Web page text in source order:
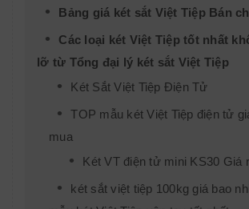
Bảng giá két sắt Việt Tiệp Bán
Các loại két Việt Tiệp tốt nhất
lỡ từ Tổng đại lý két sắt Việt Tiệp
Két Sắt Việt Tiệp Điện Tử
TOP mẫu két Việt Tiệp điện tử
mua
Két VT điện tử mini KS30 Giá
két sắt việt tiệp 100kg giá bao